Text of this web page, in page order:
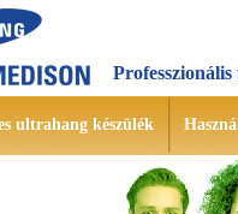
ultrahang készülék